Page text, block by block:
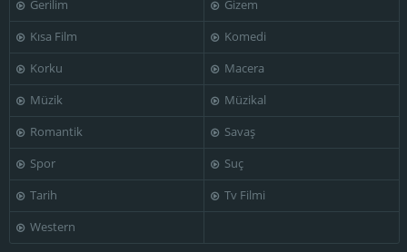
Gerilim
Gizem
Kısa Film
Komedi
Korku
Macera
Müzik
Müzikal
Romantik
Savaş
Spor
Suç
Tarih
Tv Filmi
Western